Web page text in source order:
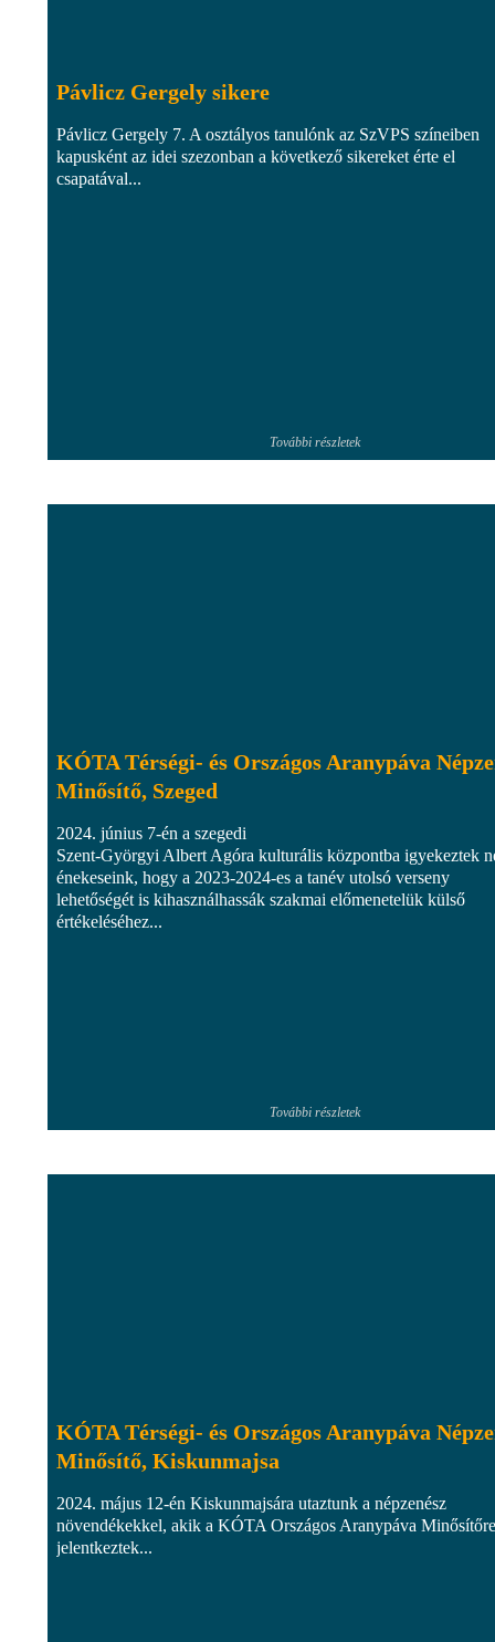
Pávlicz Gergely sikere
Pávlicz Gergely 7. A osztályos tanulónk az SzVPS színeiben
kapusként az idei szezonban a következő sikereket érte el
csapatával...
További részletek
KÓTA Térségi- és Országos Aranypáva
Minősítő, Szeged
2024. június 7-én a szegedi
Szent-Györgyi Albert Agóra kulturális központba igyekeztek
énekeseink, hogy a 2023-2024-es a tanév utolsó verseny
lehetőségét is kihasználhassák szakmai előmenetelük külső
értékeléséhez...
További részletek
KÓTA Térségi- és Országos Aranypáva
Minősítő, Kiskunmajsa
2024. május 12-én Kiskunmajsára utaztunk a népzenész
növendékekkel, akik a KÓTA Országos Aranypáva Minősítőre
jelentkeztek...